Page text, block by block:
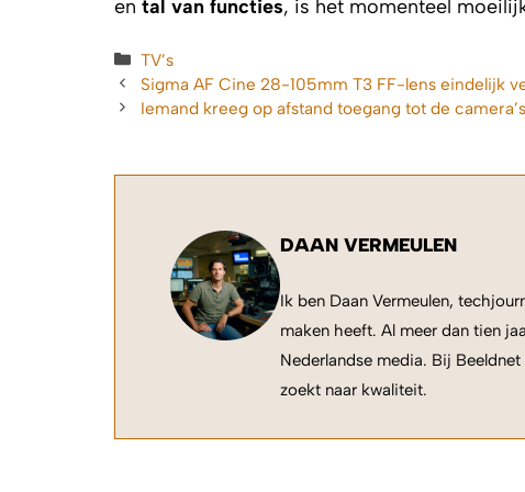
en tal van functies, is het momenteel
Categorieën
TV’s
Sigma AF Cine 28-105mm T3 FF-lens eindelijk
Iemand kreeg op afstand toegang tot de
DAAN VERMEULEN
Ik ben Daan Vermeulen,
maken heeft. Al meer dan tien
Nederlandse media. Bij
zoekt naar kwaliteit.